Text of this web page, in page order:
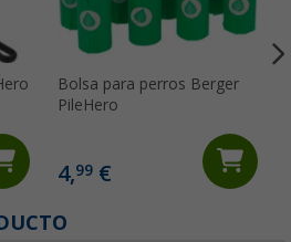
Bolsa para perros Berger
PileHero
4,99€